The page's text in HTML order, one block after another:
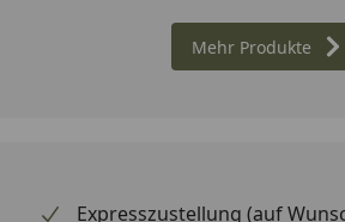
Mehr Produkte
Expresszustellung (auf